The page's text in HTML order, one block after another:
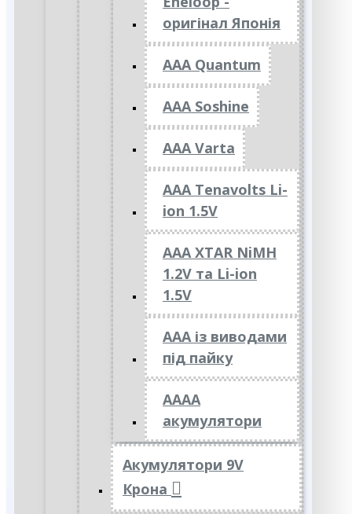
оригінал Японія
AAA Quantum
AAA Soshine
AAA Varta
AAA Tenavolts Li-
ion 1.5V
AAA XTAR NiMH
1.2V та Li-ion
1.5V
ААА із виводами
під пайку
АААА
акумулятори
Акумулятори 9V
Крона